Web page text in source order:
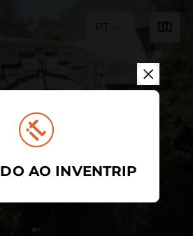
PT
AO INVENTRIP